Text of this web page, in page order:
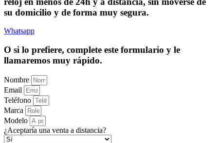
su domicilio y de forma muy segura.
Whatsapp
O si lo prefiere, complete este formulario y le
llamaremos muy rápido.
Nombre
Email
Teléfono
Marca
Modelo
¿Aceptaría una venta a distancia?